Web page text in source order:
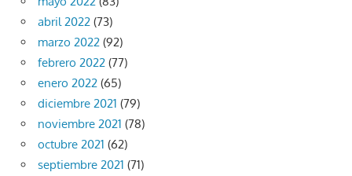
abril 2022 (73)
marzo 2022 (92)
febrero 2022 (77)
enero 2022 (65)
diciembre 2021 (79)
noviembre 2021 (78)
octubre 2021 (62)
septiembre 2021 (71)